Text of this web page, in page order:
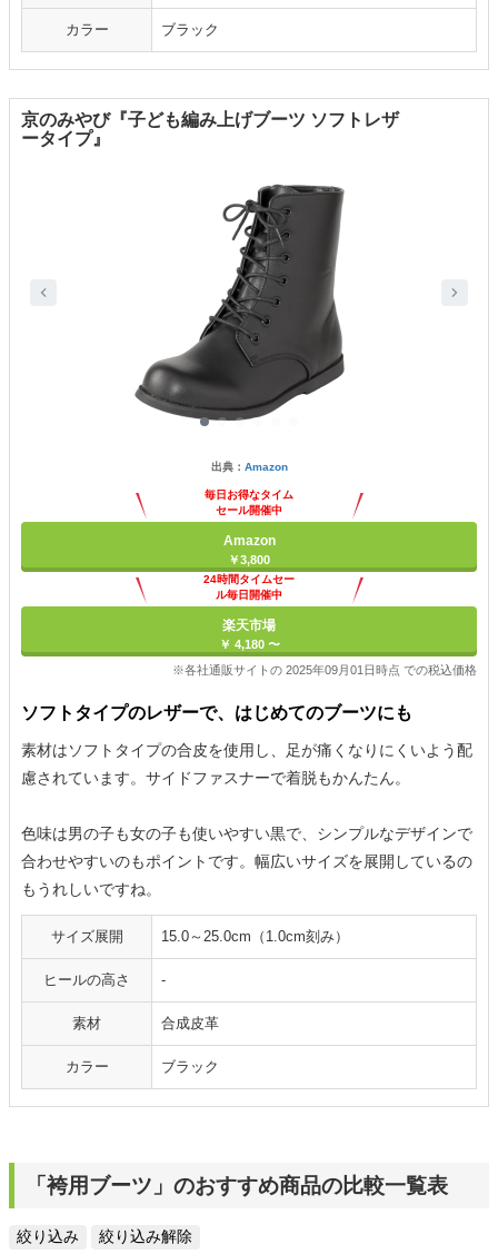
カラー ブラック
京のみやび『子ども編み上げブーツ ソフトレザ
ータイプ』
出典： Amazon
毎日お得なタイム
セール開催中
Amazon
￥3,800
24時間タイムセー
ル毎日開催中
楽天市場
￥ 4,180 〜
※各社通販サイトの 2025年09月01日時点 での税込価格
ソフトタイプのレザーで、はじめてのブーツにも
素材はソフトタイプの合皮を使用し、足が痛くなりにくいよう配
慮されています。サイドファスナーで着脱もかんたん。
色味は男の子も女の子も使いやすい黒で、シンプルなデザインで
合わせやすいのもポイントです。幅広いサイズを展開しているの
もうれしいですね。
サイズ展開 15.0～25.0cm（1.0cm刻み）
ヒールの高さ -
素材 合成皮革
カラー ブラック
「袴用ブーツ」のおすすめ商品の比較一覧表
絞り込み
絞り込み解除